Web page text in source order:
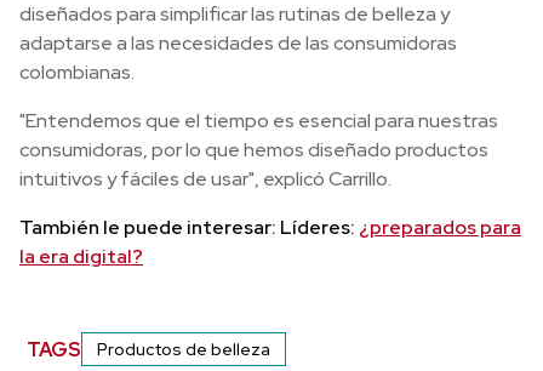
diseñados para simplificar las rutinas de belleza y
adaptarse a las necesidades de las consumidoras
colombianas.
"Entendemos que el tiempo es esencial para nuestras
consumidoras, por lo que hemos diseñado productos
intuitivos y fáciles de usar", explicó Carrillo.
También le puede interesar: Líderes: ¿preparados para
la era digital?
TAGS Productos de belleza